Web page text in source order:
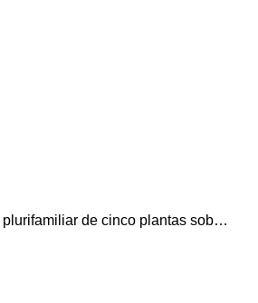
de cinco plantas sob…